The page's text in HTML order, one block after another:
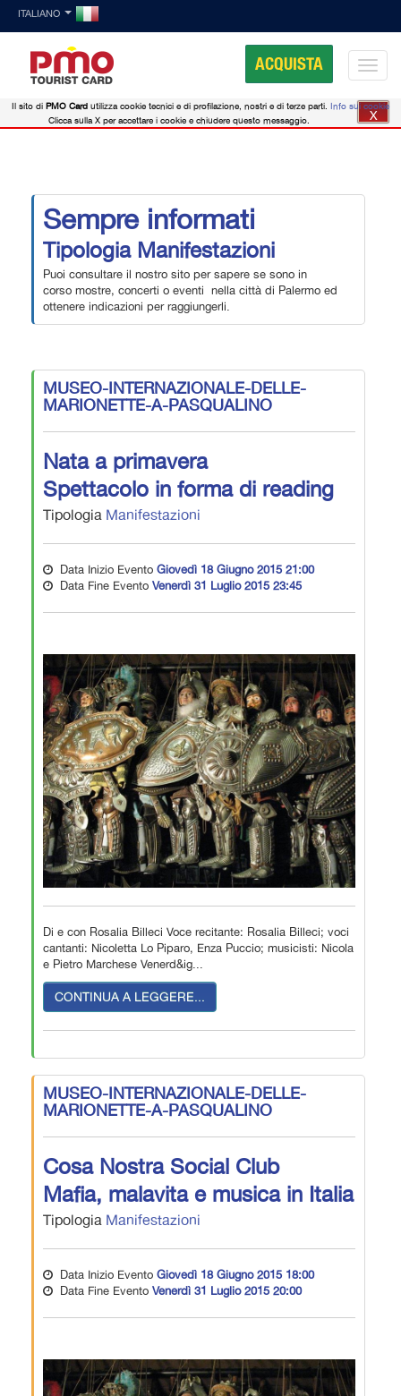
ITALIANO
ACQUISTA
Sempre informati
Tipologia Manifestazioni
Puoi consultare il nostro sito per sapere se sono in
corso mostre, concerti o eventi nella città di Palermo ed
ottenere indicazioni per raggiungerli.
MUSEO-INTERNAZIONALE-DELLE-
MARIONETTE-A-PASQUALINO
Nata a primavera
Spettacolo in forma di reading
Tipologia Manifestazioni
Data Inizio Evento Giovedì 18 Giugno 2015 21:00
Data Fine Evento Venerdì 31 Luglio 2015 23:45
Di e con Rosalia Billeci Voce recitante: Rosalia Billeci; voci
cantanti: Nicoletta Lo Piparo, Enza Puccio; musicisti: Nicola
e Pietro Marchese Venerd&ig...
CONTINUA A LEGGERE...
MUSEO-INTERNAZIONALE-DELLE-
MARIONETTE-A-PASQUALINO
Cosa Nostra Social Club
Mafia, malavita e musica in Italia
Tipologia Manifestazioni
Data Inizio Evento Giovedì 18 Giugno 2015 18:00
Data Fine Evento Venerdì 31 Luglio 2015 20:00
Il sito di PMO Card utilizza cookie tecnici e di profilazione, nostri e di terze parti. Info sui cookie
Clicca sulla X per accettare i cookie e chiudere questo messaggio.
X